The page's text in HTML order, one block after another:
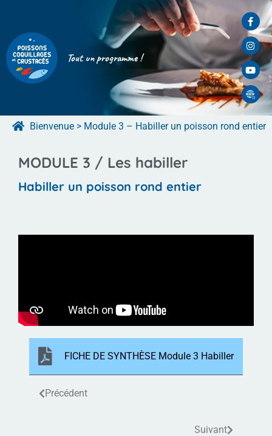
Tout un programme !
Bienvenue > Module 3 – Habiller un poisson rond entier
MODULE 3 / Les habiller
Habiller un poisson rond entier
FICHE DE SYNTHÈSE Module 3 Habiller
Précédent
Suivant